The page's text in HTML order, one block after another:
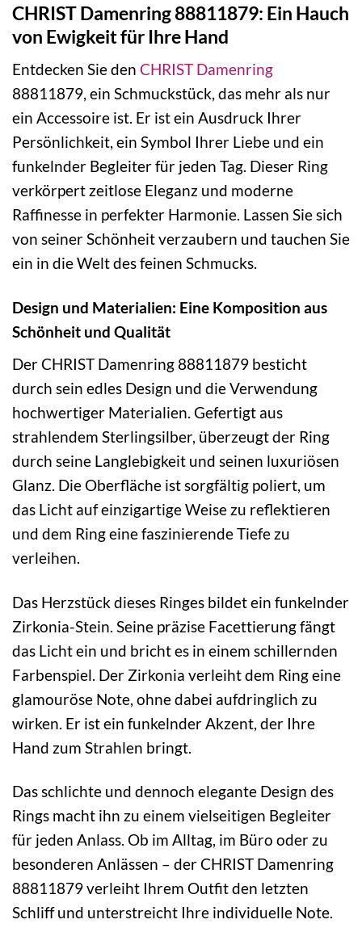
CHRIST Damenring 88811879: Ein Hauch
von Ewigkeit für Ihre Hand
Entdecken Sie den CHRIST Damenring
88811879, ein Schmuckstück, das mehr als nur
ein Accessoire ist. Er ist ein Ausdruck Ihrer
Persönlichkeit, ein Symbol Ihrer Liebe und ein
funkelnder Begleiter für jeden Tag. Dieser Ring
verkörpert zeitlose Eleganz und moderne
Raffinesse in perfekter Harmonie. Lassen Sie sich
von seiner Schönheit verzaubern und tauchen Sie
ein in die Welt des feinen Schmucks.
Design und Materialien: Eine Komposition aus
Schönheit und Qualität
Der CHRIST Damenring 88811879 besticht
durch sein edles Design und die Verwendung
hochwertiger Materialien. Gefertigt aus
strahlendem Sterlingsilber, überzeugt der Ring
durch seine Langlebigkeit und seinen luxuriösen
Glanz. Die Oberfläche ist sorgfältig poliert, um
das Licht auf einzigartige Weise zu reflektieren
und dem Ring eine faszinierende Tiefe zu
verleihen.
Das Herzstück dieses Ringes bildet ein funkelnder
Zirkonia-Stein. Seine präzise Facettierung fängt
das Licht ein und bricht es in einem schillernden
Farbenspiel. Der Zirkonia verleiht dem Ring eine
glamouröse Note, ohne dabei aufdringlich zu
wirken. Er ist ein funkelnder Akzent, der Ihre
Hand zum Strahlen bringt.
Das schlichte und dennoch elegante Design des
Rings macht ihn zu einem vielseitigen Begleiter
für jeden Anlass. Ob im Alltag, im Büro oder zu
besonderen Anlässen – der CHRIST Damenring
88811879 verleiht Ihrem Outfit den letzten
Schliff und unterstreicht Ihre individuelle Note.